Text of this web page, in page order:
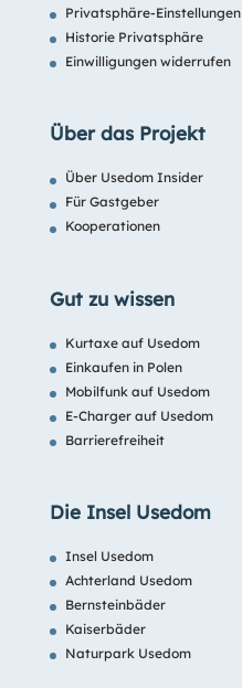
Privatsphäre-Einstellungen
Historie Privatsphäre
Einwilligungen widerrufen
Über das Projekt
Über Usedom Insider
Für Gastgeber
Kooperationen
Gut zu wissen
Kurtaxe auf Usedom
Einkaufen in Polen
Mobilfunk auf Usedom
E-Charger auf Usedom
Barrierefreiheit
Die Insel Usedom
Insel Usedom
Achterland Usedom
Bernsteinbäder
Kaiserbäder
Naturpark Usedom